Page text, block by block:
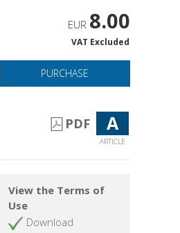
EUR 8.00
VAT Excluded
PURCHASE
PDF A
ARTICLE
View the Terms of
Use
Download